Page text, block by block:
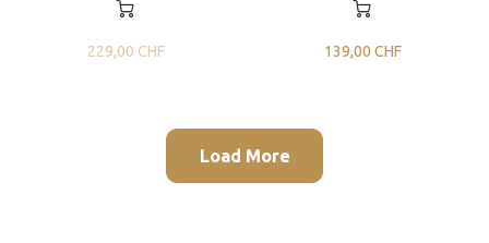
229,00 CHF 139,00 CHF
Load More